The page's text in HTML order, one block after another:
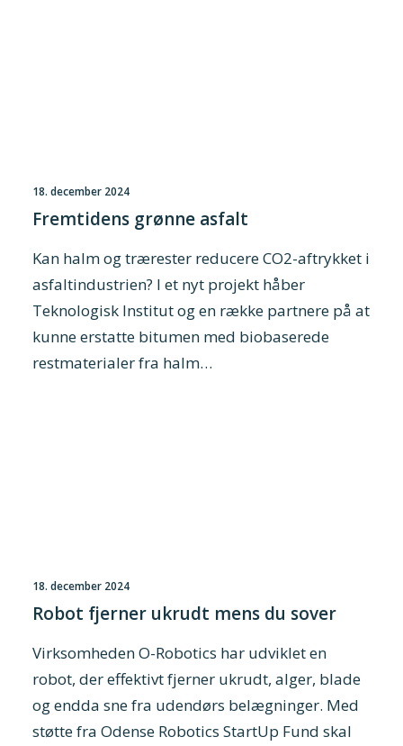
18. december 2024
Fremtidens grønne asfalt
Kan halm og trærester reducere CO2-aftrykket i
asfaltindustrien? I et nyt projekt håber
Teknologisk Institut og en række partnere på at
kunne erstatte bitumen med biobaserede
restmaterialer fra halm…
18. december 2024
Robot fjerner ukrudt mens du sover
Virksomheden O-Robotics har udviklet en
robot, der effektivt fjerner ukrudt, alger, blade
og endda sne fra udendørs belægninger. Med
støtte fra Odense Robotics StartUp Fund skal